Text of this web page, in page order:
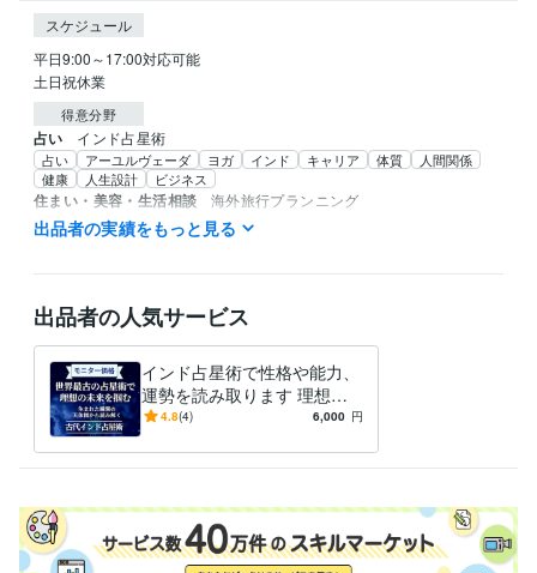
スケジュール
平日9:00～17:00対応可能
土日祝休業
得意分野
占い インド占星術
占い アーユルヴェーダ ヨガ インド キャリア 体質
人間関係
健康
人生設計 ビジネス
住まい・美容・生活相談 海外旅行プランニング
旅行 お出掛けの相談 アーユルヴェーダ
語学力
英語 ビジネスレベル
スペイン語 日常会話レベル
出品者の実績をもっと見る
出品者の人気サービス
インド占星術で性格や能力、
運勢を読み取ります 理想の
未来を掴むための行動・決断
4.8(4) 6,000 円